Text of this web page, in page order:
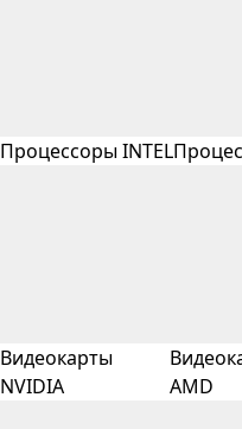
Процессоры INTEL
Видеокарты
NVIDIA
AMD